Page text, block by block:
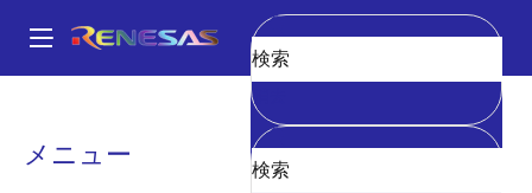
ン
Main
navigation
メニュー
消去
パ
72V51246